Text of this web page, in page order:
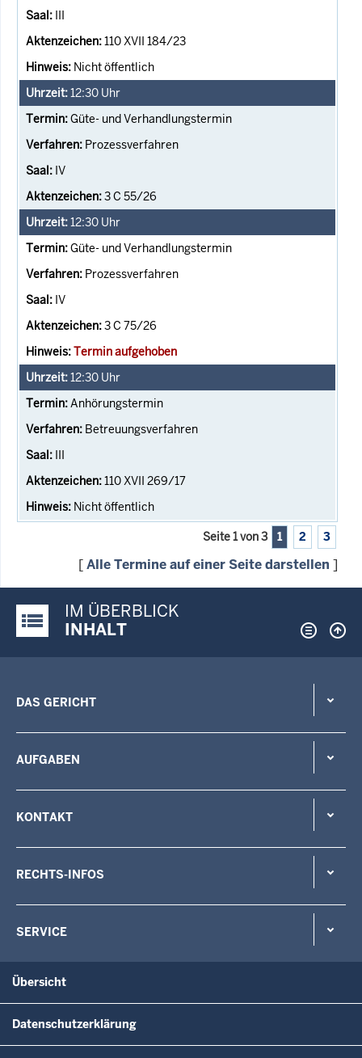
III
110 XVII 184/23
Nicht öffentlich
12:30 Uhr
Güte- und Verhandlungstermin
Prozessverfahren
IV
3 C 55/26
12:30 Uhr
Güte- und Verhandlungstermin
Prozessverfahren
IV
3 C 75/26
Termin aufgehoben
12:30 Uhr
Anhörungstermin
Betreuungsverfahren
III
110 XVII 269/17
Nicht öffentlich
Seite 1 von 3 1 2 3
[Alle Termine auf einer Seite darstellen ]
Justiz-Portal im Überblick:
IM ÜBERBLICK
INHALT
DAS GERICHT
AUFGABEN
KONTAKT
RECHTS-INFOS
SERVICE
Übersicht
Datenschutzerklärung